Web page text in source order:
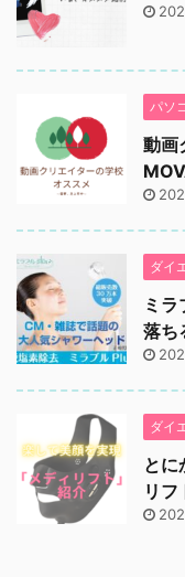
パソ
動画
ダイ
ミ
落ち
ダイ
とに
リフ